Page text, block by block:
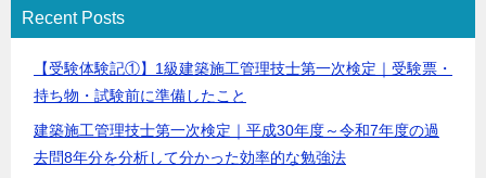
Recent Posts
【受験体験記①】1級建築施工管理技士第一次検定｜受験票・
持ち物・試験前に準備したこと
建築施工管理技士第一次検定｜平成30年度～令和7年度の過
去問8年分を分析して分かった効率的な勉強法